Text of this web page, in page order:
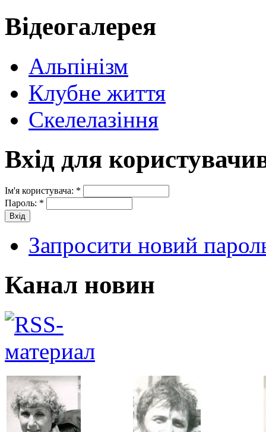
Відеогалерея
Альпінізм
Клубне життя
Скелелазіння
Вхід для
Ім'я користувача: *
Пароль: *
Запросити новий
Канал новин